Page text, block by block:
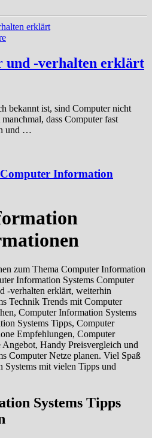
und -verhalten erklärt
bekannt ist, sind Computer nicht
dass Computer fast
und …
Computer Information
zum Thema Computer Information
Information Systems Computer
-verhalten erklärt, weiterhin
Technik Trends mit Computer
Computer Information Systems
Systems Tipps, Computer
Empfehlungen, Computer
Handy Preisvergleich und
Computer Netze planen. Viel Spaß
Systems mit vielen Tipps und
Systems Tipps